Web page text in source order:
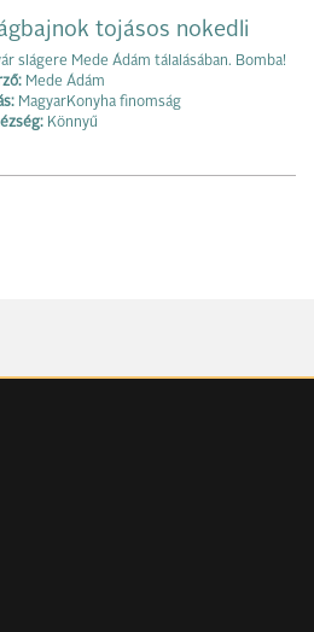
tojásos nokedli
slágere Mede Ádám tálalásában. Bomba!
Mede Ádám
MagyarKonyha finomság
Könnyű